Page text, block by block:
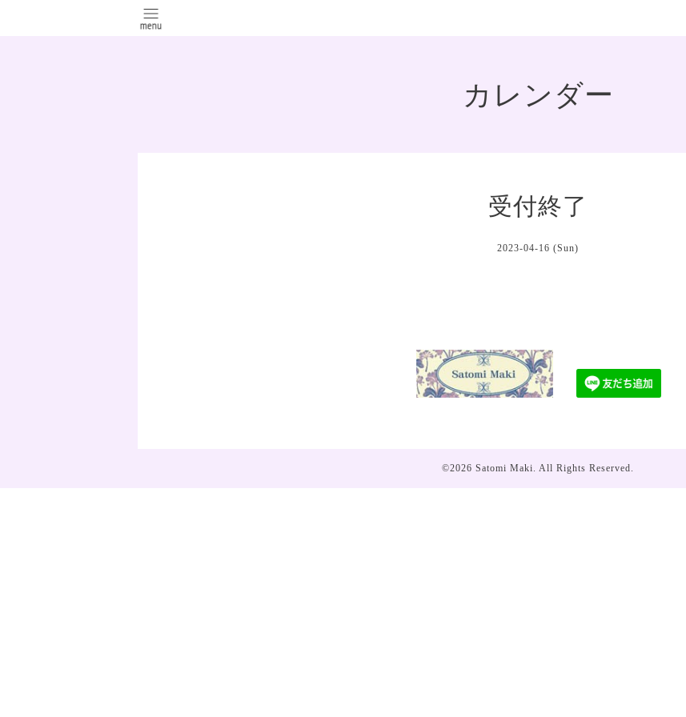
カレンダー
受付終了
2023-04-16 (Sun)
©2026 Satomi Maki . All Rights Reserved.